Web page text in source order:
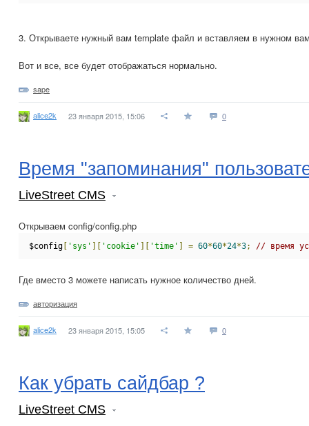
3. Открываете нужный вам template файл и вставляем в нужном
Вот и все, все будет отображаться нормально.
sape
alice2k 23 января 2015, 15:06 0
Время "запоминания"
LiveStreet CMS
Открываем config/config.php
$config 'sys' 'cookie' 'time' = 60*60*24*3; // время
Где вместо 3 можете написать нужное количество дней.
авторизация
alice2k 23 января 2015, 15:05 0
Как убрать сайдбар ?
LiveStreet CMS